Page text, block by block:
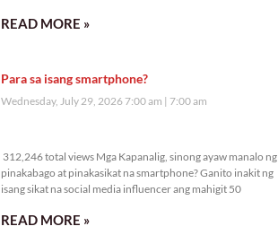
READ MORE »
Para sa isang smartphone?
Wednesday, July 29, 2026 7:00 am 7:00 am
312,246 total views Mga Kapanalig, sinong ayaw manalo ng
pinakabago at pinakasikat na smartphone? Ganito inakit ng
isang sikat na social media influencer ang mahigit 50
READ MORE »